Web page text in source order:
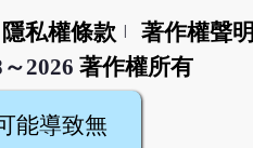
隱私權條款
著作權聲明
2026 著作權所有
能導致無